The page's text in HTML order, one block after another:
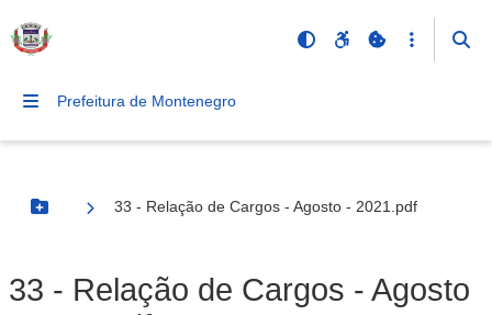
Prefeitura de Montenegro
Botão Menu
33 - Relação de Cargos - Agosto - 2021.pdf
33 - Relação de Cargos - Agosto